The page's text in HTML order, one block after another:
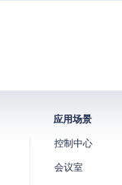
应用场景
控制中心
会议室